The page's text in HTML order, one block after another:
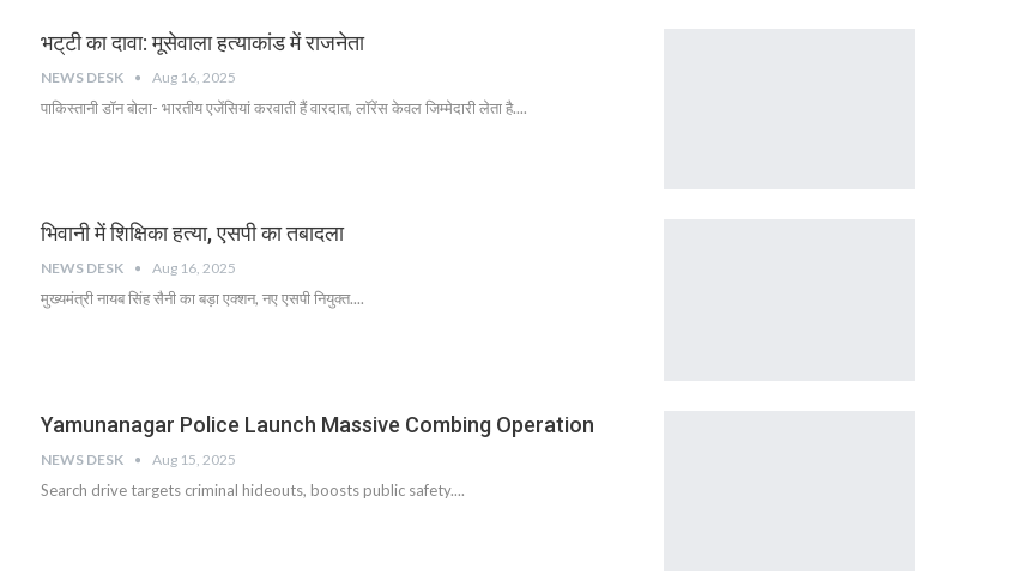
भट्‌टी का दावा: मूसेवाला हत्याकांड में राजनेता
NEWS DESK Aug 16, 2025
पाकिस्तानी डॉन बोला- भारतीय एजेंसियां करवाती हैं वारदात, लॉरेंस केवल जिम्मेदारी लेता है....
भिवानी में शिक्षिका हत्या, एसपी का तबादला
NEWS DESK Aug 16, 2025
मुख्यमंत्री नायब सिंह सैनी का बड़ा एक्शन, नए एसपी नियुक्त....
Yamunanagar Police Launch Massive Combing Operation
NEWS DESK Aug 15, 2025
Search drive targets criminal hideouts, boosts public safety....